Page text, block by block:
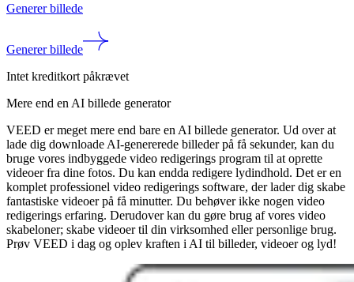
Generer billede
Generer billede
Intet kreditkort påkrævet
Mere end en AI billede generator
VEED er meget mere end bare en AI billede generator. Ud over at
lade dig downloade AI-genererede billeder på få sekunder, kan du
bruge vores indbyggede video redigerings program til at oprette
videoer fra dine fotos. Du kan endda redigere lydindhold. Det er en
komplet professionel video redigerings software, der lader dig skabe
fantastiske videoer på få minutter. Du behøver ikke nogen video
redigerings erfaring. Derudover kan du gøre brug af vores video
skabeloner; skabe videoer til din virksomhed eller personlige brug.
Prøv VEED i dag og oplev kraften i AI til billeder, videoer og lyd!